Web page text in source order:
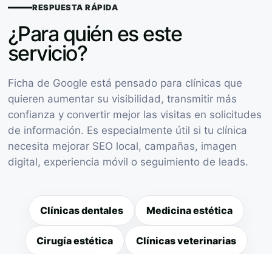
RESPUESTA RÁPIDA
¿Para quién es este
servicio?
Ficha de Google está pensado para clínicas que
quieren aumentar su visibilidad, transmitir más
confianza y convertir mejor las visitas en solicitudes
de información. Es especialmente útil si tu clínica
necesita mejorar SEO local, campañas, imagen
digital, experiencia móvil o seguimiento de leads.
Clínicas dentales Medicina estética
Cirugía estética Clínicas veterinarias